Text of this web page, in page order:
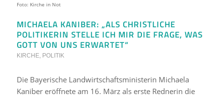
Foto: Kirche in Not
MICHAELA KANIBER: „ALS CHRISTLICHE
POLITIKERIN STELLE ICH MIR DIE FRAGE, WAS
GOTT VON UNS ERWARTET“
KIRCHE, POLITIK
Die Bayerische Landwirtschaftsministerin Michaela
Kaniber eröffnete am 16. März als erste Rednerin die